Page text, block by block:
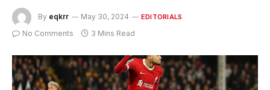
By eqkrr May 30, 2024 EDITORIALS
No Comments 3 Mins Read